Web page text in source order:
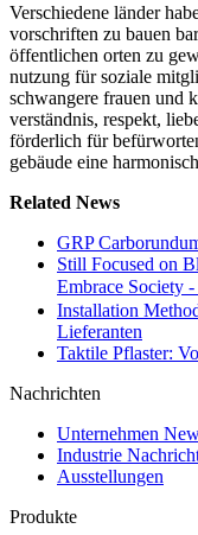
Verschiedene länder
vorschriften zu bauen
öffentlichen orten zu
nutzung für soziale
schwangere frauen und
verständnis, respekt,
förderlich für
gebäude eine
Related News
GRP
Still Focused on
Embrace Society
Installation
Lieferanten
Taktile Pflaster:
Nachrichten
Unternehmen
Industrie
Ausstellungen
Produkte